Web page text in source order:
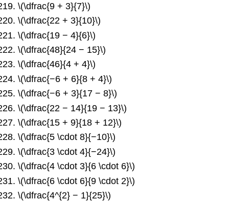
\(\dfrac{9 + 3}{7}\)
\(\dfrac{22 + 3}{10}\)
\(\dfrac{19 − 4}{6}\)
\(\dfrac{48}{24 − 15}\)
\(\dfrac{46}{4 + 4}\)
\(\dfrac{−6 + 6}{8 + 4}\)
\(\dfrac{−6 + 3}{17 − 8}\)
\(\dfrac{22 − 14}{19 − 13}\)
\(\dfrac{15 + 9}{18 + 12}\)
\(\dfrac{5 \cdot 8}{−10}\)
\(\dfrac{3 \cdot 4}{−24}\)
\(\dfrac{4 \cdot 3}{6 \cdot 6}\)
\(\dfrac{6 \cdot 6}{9 \cdot 2}\)
\(\dfrac{4^{2} − 1}{25}\)